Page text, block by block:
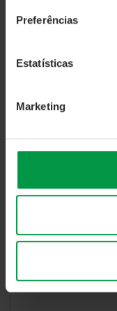
Preferências
Estatísticas
Marketing